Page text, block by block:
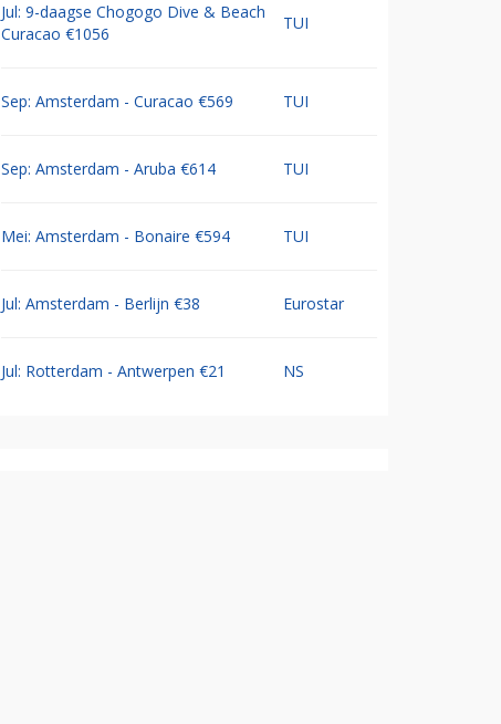
Jul: 9-daagse Chogogo Dive & Beach
Curacao €1056
TUI
Sep: Amsterdam - Curacao €569 TUI
Sep: Amsterdam - Aruba €614 TUI
Mei: Amsterdam - Bonaire €594 TUI
Jul: Amsterdam - Berlijn €38 Eurostar
Jul: Rotterdam - Antwerpen €21 NS